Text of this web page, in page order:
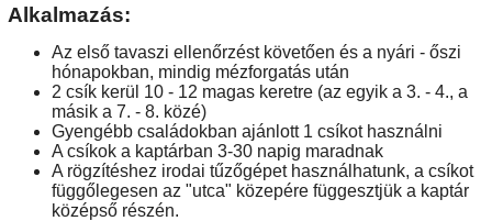
Alkalmazás:
Az első tavaszi ellenőrzést követően és a nyári - őszi
hónapokban, mindig mézforgatás után
2 csík kerül 10 - 12 magas keretre (az egyik a 3. - 4., a
másik a 7. - 8. közé)
Gyengébb családokban ajánlott 1 csíkot használni
A csíkok a kaptárban 3-30 napig maradnak
A rögzítéshez irodai tűzőgépet használhatunk, a csíkot
függőlegesen az "utca" közepére függesztjük a kaptár
középső részén.